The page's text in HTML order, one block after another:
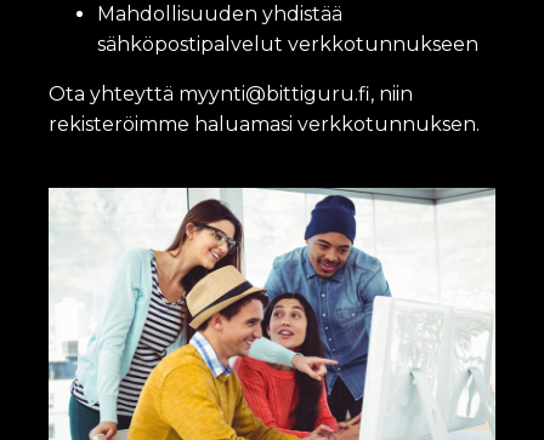
Mahdollisuuden yhdistää
sähköpostipalvelut verkkotunnukseen
Ota yhteyttä myynti@bittiguru.fi, niin
rekisteröimme haluamasi verkkotunnuksen.